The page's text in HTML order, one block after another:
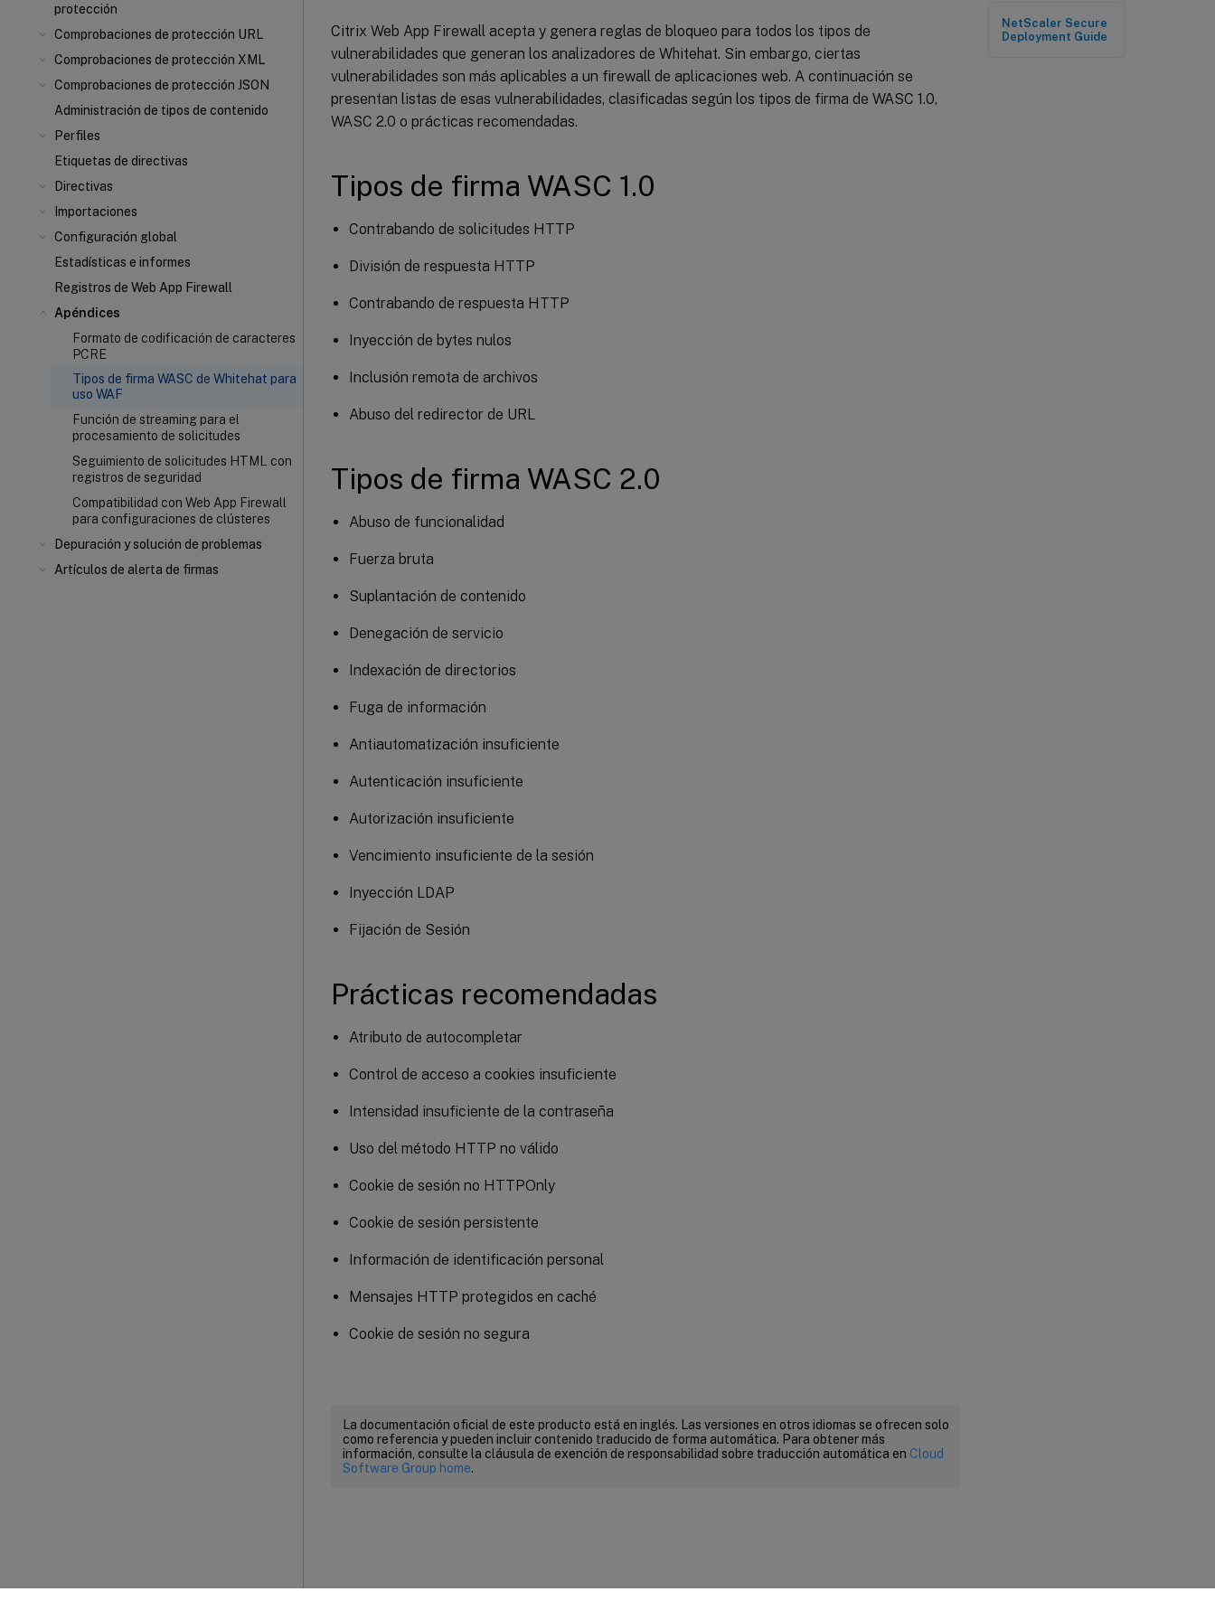
protección
Comprobaciones de protección URL
Comprobaciones de protección XML
Comprobaciones de protección JSON
Administración de tipos de contenido
Perfiles
Etiquetas de directivas
Directivas
Importaciones
Configuración global
Estadísticas e informes
Registros de Web App Firewall
Apéndices
Formato de codificación de caracteres
PCRE
Tipos de firma WASC de Whitehat para
uso WAF
Función de streaming para el
procesamiento de solicitudes
Seguimiento de solicitudes HTML con
registros de seguridad
Compatibilidad con Web App Firewall
para configuraciones de clústeres
Depuración y solución de problemas
Artículos de alerta de firmas
Citrix Web App Firewall acepta y genera reglas de bloqueo para todos los tipos de
vulnerabilidades que generan los analizadores de Whitehat. Sin embargo, ciertas
vulnerabilidades son más aplicables a un firewall de aplicaciones web. A continuación se
presentan listas de esas vulnerabilidades, clasificadas según los tipos de firma de WASC 1.0,
WASC 2.0 o prácticas recomendadas.
Tipos de firma WASC 1.0
Contrabando de solicitudes HTTP
División de respuesta HTTP
Contrabando de respuesta HTTP
Inyección de bytes nulos
Inclusión remota de archivos
Abuso del redirector de URL
Tipos de firma WASC 2.0
Abuso de funcionalidad
Fuerza bruta
Suplantación de contenido
Denegación de servicio
Indexación de directorios
Fuga de información
Antiautomatización insuficiente
Autenticación insuficiente
Autorización insuficiente
Vencimiento insuficiente de la sesión
Inyección LDAP
Fijación de Sesión
Prácticas recomendadas
Atributo de autocompletar
Control de acceso a cookies insuficiente
Intensidad insuficiente de la contraseña
Uso del método HTTP no válido
Cookie de sesión no HTTPOnly
Cookie de sesión persistente
Información de identificación personal
Mensajes HTTP protegidos en caché
Cookie de sesión no segura
La documentación oficial de este producto está en inglés. Las versiones en otros idiomas se ofrecen solo
como referencia y pueden incluir contenido traducido de forma automática. Para obtener más
información, consulte la cláusula de exención de responsabilidad sobre traducción automática en Cloud
Software Group home.
NetScaler Secure
Deployment Guide